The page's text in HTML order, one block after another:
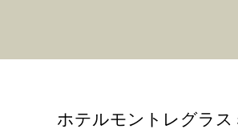
ホテルモントレグラス